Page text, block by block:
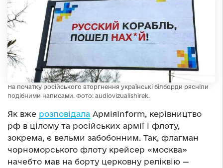
На початку російського вторгнення українські білборди рясніли
подібними написами. Фото: audiovizualishirek.
Як вже розповідала АрміяInform, керівництво
рф в цілому та російських армії і флоту,
зокрема, є вельми забобонним. Так, флагман
чорноморського флоту крейсер «москва»
начебто мав на борту церковну реліквію —